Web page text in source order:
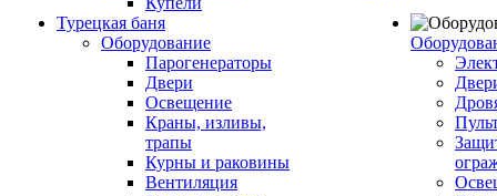
Турецкая баня
Оборудование
Парогенераторы
Двери
Освещение
Краны, изливы,
трапы
Курны и раковины
Вентиляция